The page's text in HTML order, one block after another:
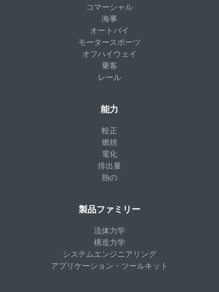
コマーシャル
海事
オートバイ
モータースポーツ
オフハイウェイ
乗客
レール
能力
較正
燃焼
電化
排出量
熱の
製品ファミリー
流体力学
構造力学
システムエンジニアリング
アプリケーション・ツールキット